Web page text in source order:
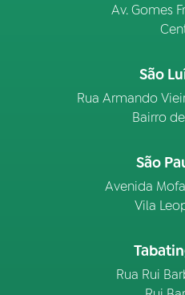
Av. Gomes
São
Rua Armando
Bairro
São
Avenida
Vila
Rua Rui